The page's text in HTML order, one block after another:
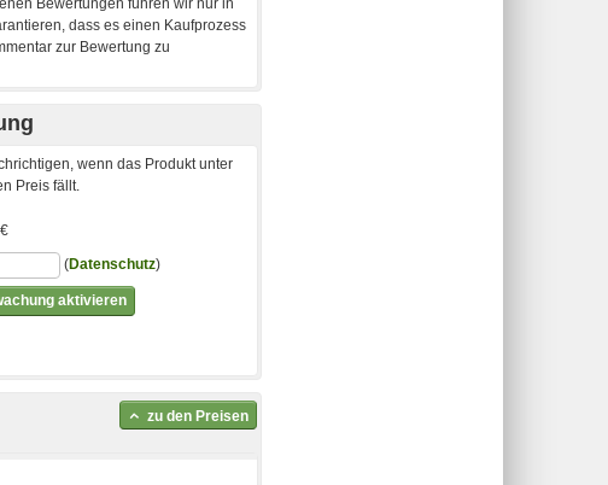
wenn das Produkt unter
Preis fällt.
aktivieren
€
(Datenschutz)
zu den Preisen